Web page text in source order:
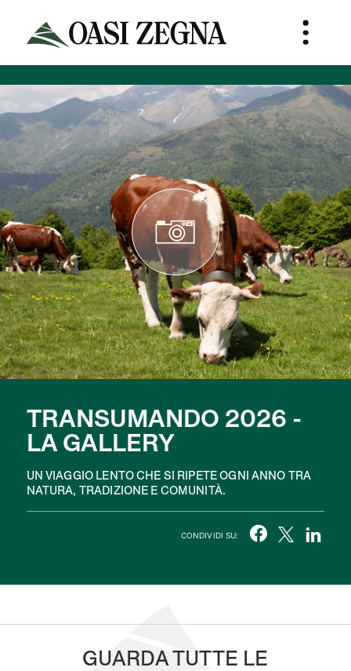
TRANSUMANDO 2026 -
LA GALLERY
UN VIAGGIO LENTO CHE SI RIPETE OGNI ANNO TRA
NATURA, TRADIZIONE E COMUNITÀ.
CONDIVIDI SU:
GUARDA TUTTE LE